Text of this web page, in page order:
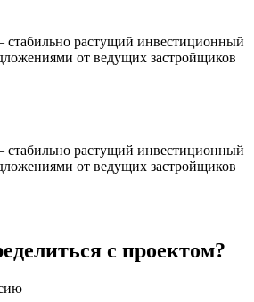
стабильно растущий инвестиционный
от ведущих застройщиков
стабильно растущий инвестиционный
от ведущих застройщиков
с проектом?